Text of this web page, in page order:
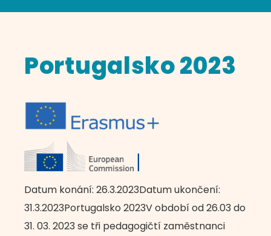
Portugalsko 2023
Datum konání: 26.3.2023Datum ukončení:
31.3.2023Portugalsko 2023V období od 26.03 do
31. 03. 2023 se tři pedagogičtí zaměstnanci